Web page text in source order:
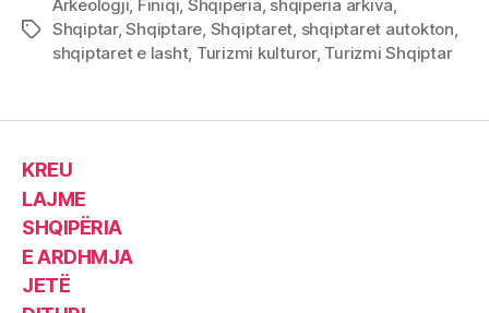
Tags
Arkeologji, Finiqi, Shqiperia, shqiperia arkiva,
Shqiptar,Shqiptare, Shqiptaret, shqiptaret autokton,
shqiptaret e lasht, Turizmi kulturor, Turizmi Shqiptar
KREU
LAJME
SHQIPËRIA
E ARDHMJA
JETË